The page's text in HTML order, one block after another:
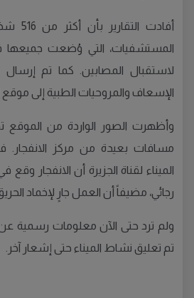
أفادت
المستشفيات، التي وُضعت
لاستقبال المصابين. كما تم
الإسعاف والمروحيات الطبية إلى موقع
وأظهرت الصور الواردة من الموقع
مسافات بعيدة من مركز الانفجار.
الميناء لقناة الجزيرة أن الانفجار
رجائي، مضيفاً أن العمل جارٍ لإخماد
ولم ترد حتى الآن معلومات رسمية
تم تعليق نشاط الميناء حتى إشعار آخر.